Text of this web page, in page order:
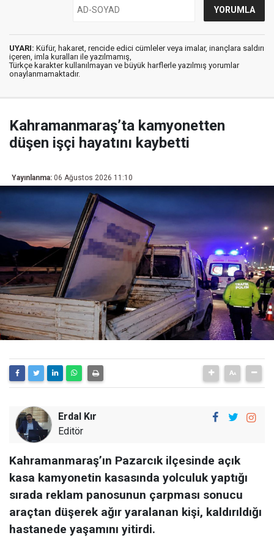
UYARI: Küfür, hakaret, rencide edici cümleler veya imalar, inançlara saldırı
içeren, imla kuralları ile yazılmamış,
Türkçe karakter kullanılmayan ve büyük harflerle yazılmış yorumlar
onaylanmamaktadır.
Kahramanmaraş’ta kamyonetten
düşen işçi hayatını kaybetti
Yayınlanma: 06 Ağustos 2026 11:10
Erdal Kır
Editör
Kahramanmaraş’ın Pazarcık ilçesinde açık
kasa kamyonetin kasasında yolculuk yaptığı
sırada reklam panosunun çarpması sonucu
araçtan düşerek ağır yaralanan kişi, kaldırıldığı
hastanede yaşamını yitirdi.